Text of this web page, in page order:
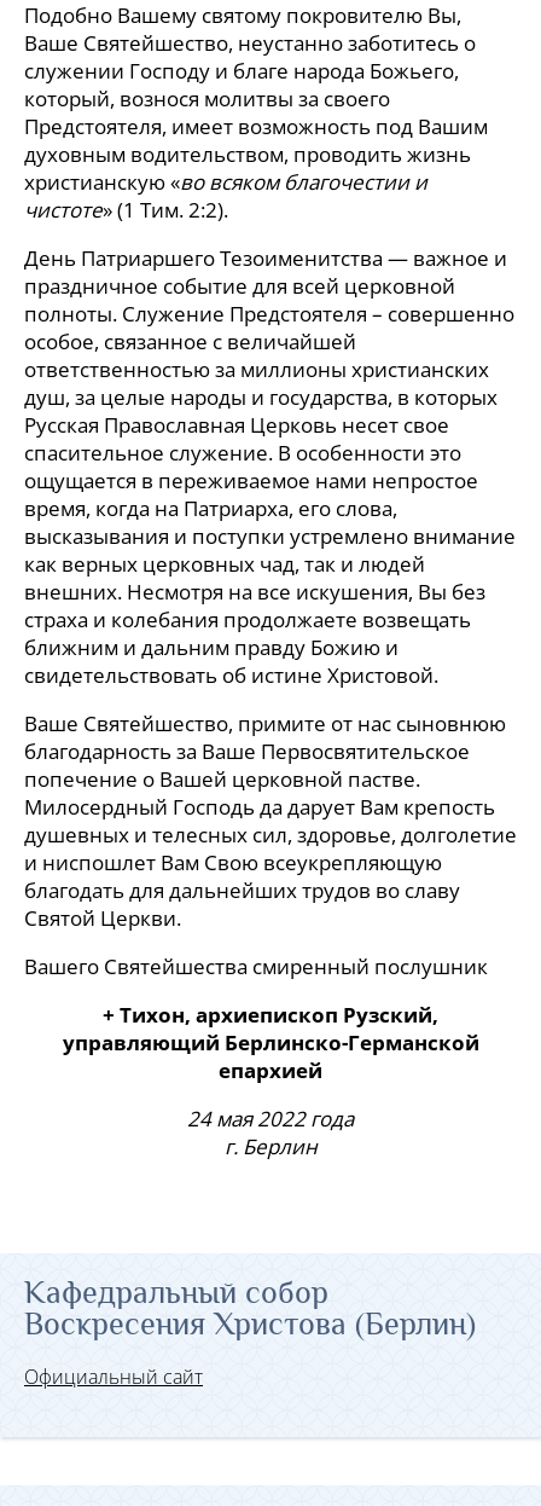
Подобно Вашему святому покровителю Вы,
Ваше Святейшество, неустанно заботитесь о
служении Господу и благе народа Божьего,
который, вознося молитвы за своего
Предстоятеля, имеет возможность под Вашим
духовным водительством, проводить жизнь
христианскую «во всяком благочестии и
чистоте» (1 Тим. 2:2).
День Патриаршего Тезоименитства — важное и
праздничное событие для всей церковной
полноты. Служение Предстоятеля – совершенно
особое, связанное с величайшей
ответственностью за миллионы христианских
душ, за целые народы и государства, в которых
Русская Православная Церковь несет свое
спасительное служение. В особенности это
ощущается в переживаемое нами непростое
время, когда на Патриарха, его слова,
высказывания и поступки устремлено внимание
как верных церковных чад, так и людей
внешних. Несмотря на все искушения, Вы без
страха и колебания продолжаете возвещать
ближним и дальним правду Божию и
свидетельствовать об истине Христовой.
Ваше Святейшество, примите от нас сыновнюю
благодарность за Ваше Первосвятительское
попечение о Вашей церковной пастве.
Милосердный Господь да дарует Вам крепость
душевных и телесных сил, здоровье, долголетие
и ниспошлет Вам Свою всеукрепляющую
благодать для дальнейших трудов во славу
Святой Церкви.
Вашего Святейшества смиренный послушник
+ Тихон, архиепископ Рузский,
управляющий Берлинско-Германской
епархией
24 мая 2022 года
г. Берлин
Кафедральный собор
Воскресения Христова (Берлин)
Официальный сайт